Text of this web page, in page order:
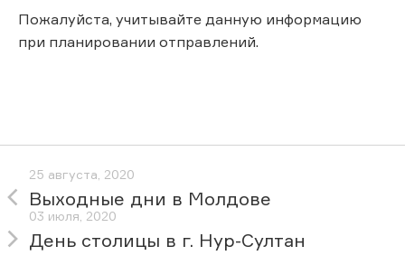
Пожалуйста, учитывайте данную информацию
при планировании отправлений.
25 августа, 2020
Выходные дни в Молдове
03 июля, 2020
День столицы в г. Нур-Султан